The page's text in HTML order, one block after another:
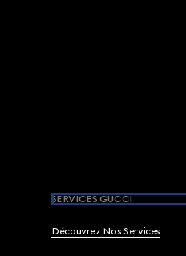
SERVICES GUCCI
Découvrez Nos Services